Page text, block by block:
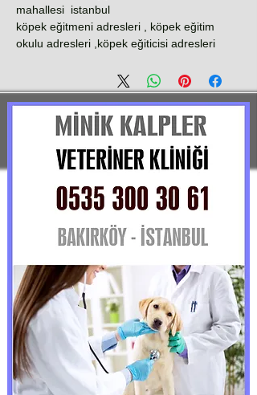
mahallesi istanbul
köpek eğitmeni adresleri , köpek eğitim
okulu adresleri ,köpek eğiticisi adresleri